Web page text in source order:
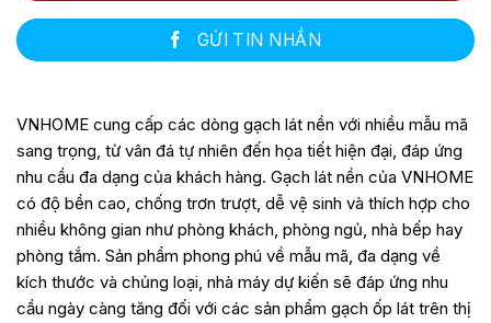
GỬI TIN NHẮN
VNHOME cung cấp các dòng gạch lát nền với nhiều mẫu mã
sang trọng, từ vân đá tự nhiên đến họa tiết hiện đại, đáp ứng
nhu cầu đa dạng của khách hàng. Gạch lát nền của VNHOME
có độ bền cao, chống trơn trượt, dễ vệ sinh và thích hợp cho
nhiều không gian như phòng khách, phòng ngủ, nhà bếp hay
phòng tắm. Sản phẩm phong phú về mẫu mã, đa dạng về
kích thước và chủng loại, nhà máy dự kiến sẽ đáp ứng nhu
cầu ngày càng tăng đối với các sản phẩm gạch ốp lát trên thị